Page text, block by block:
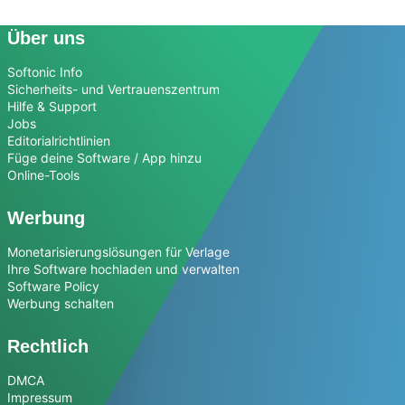
Über uns
Softonic Info
Sicherheits- und Vertrauenszentrum
Hilfe & Support
Jobs
Editorialrichtlinien
Füge deine Software / App hinzu
Online-Tools
Werbung
Monetarisierungslösungen für Verlage
Ihre Software hochladen und verwalten
Software Policy
Werbung schalten
Rechtlich
DMCA
Impressum